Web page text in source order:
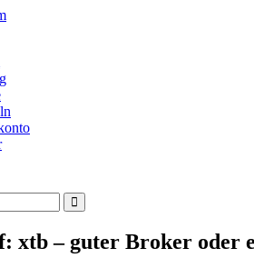
xtb – guter Broker oder